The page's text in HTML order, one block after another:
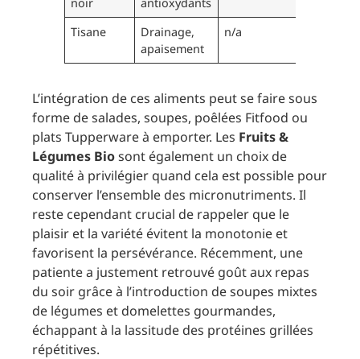
Tisane
Drainage,
apaisement
n/a
L’intégration de ces aliments peut se faire sous
forme de salades, soupes, poêlées Fitfood ou
plats Tupperware à emporter. Les Fruits &
Légumes Biosont également un choix de
qualité à privilégier quand cela est possible pour
conserver l’ensemble des micronutriments. Il
reste cependant crucial de rappeler que le
plaisir et la variété évitent la monotonie et
favorisent la persévérance. Récemment, une
patiente a justement retrouvé goût aux repas
du soir grâce à l’introduction de soupes mixtes
de légumes et domelettes gourmandes,
échappant à la lassitude des protéines grillées
répétitives.